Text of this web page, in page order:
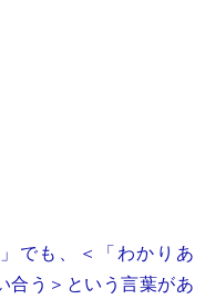
でも、＜「わかりあ
合う＞という言葉があ